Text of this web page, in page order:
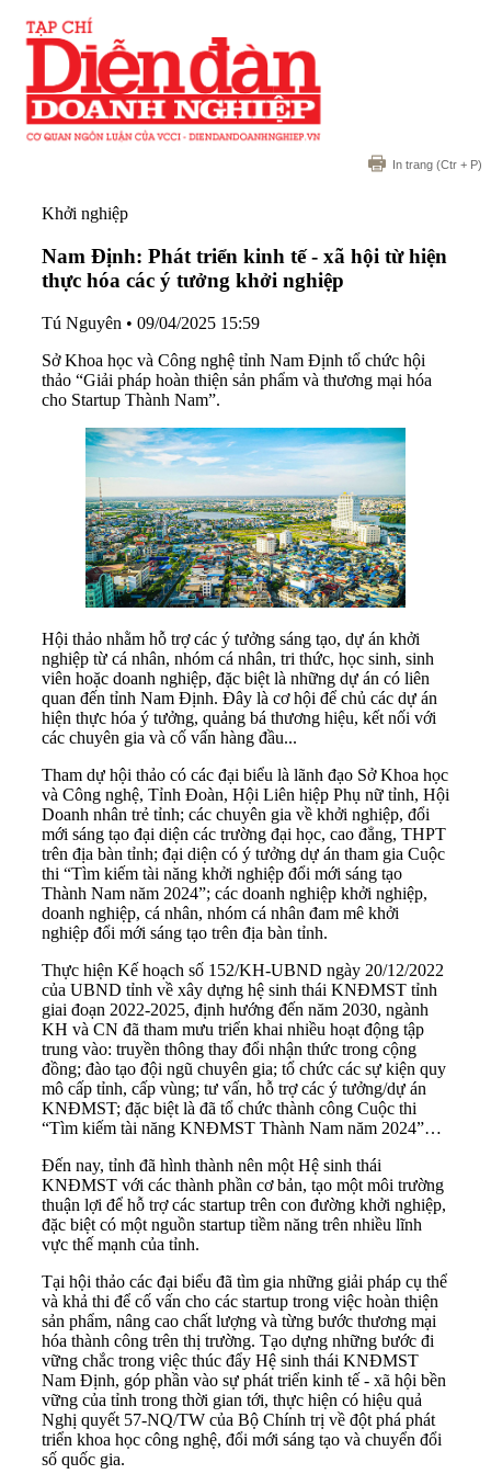
In trang (Ctr + P)
Khởi nghiệp
Nam Định: Phát triển kinh tế - xã hội từ hiện
thực hóa các ý tưởng khởi nghiệp
Tú Nguyên • 09/04/2025 15:59
Sở Khoa học và Công nghệ tỉnh Nam Định tổ chức hội
thảo “Giải pháp hoàn thiện sản phẩm và thương mại hóa
cho Startup Thành Nam”.
Hội thảo nhằm hỗ trợ các ý tưởng sáng tạo, dự án khởi
nghiệp từ cá nhân, nhóm cá nhân, tri thức, học sinh, sinh
viên hoặc doanh nghiệp, đặc biệt là những dự án có liên
quan đến tỉnh Nam Định. Đây là cơ hội để chủ các dự án
hiện thực hóa ý tưởng, quảng bá thương hiệu, kết nối với
các chuyên gia và cố vấn hàng đầu...
Tham dự hội thảo có các đại biểu là lãnh đạo Sở Khoa học
và Công nghệ, Tỉnh Đoàn, Hội Liên hiệp Phụ nữ tỉnh, Hội
Doanh nhân trẻ tỉnh; các chuyên gia về khởi nghiệp, đổi
mới sáng tạo đại diện các trường đại học, cao đẳng, THPT
trên địa bàn tỉnh; đại diện có ý tưởng dự án tham gia Cuộc
thi “Tìm kiếm tài năng khởi nghiệp đổi mới sáng tạo
Thành Nam năm 2024”; các doanh nghiệp khởi nghiệp,
doanh nghiệp, cá nhân, nhóm cá nhân đam mê khởi
nghiệp đổi mới sáng tạo trên địa bàn tỉnh.
Thực hiện Kế hoạch số 152/KH-UBND ngày 20/12/2022
của UBND tỉnh về xây dựng hệ sinh thái KNĐMST tỉnh
giai đoạn 2022-2025, định hướng đến năm 2030, ngành
KH và CN đã tham mưu triển khai nhiều hoạt động tập
trung vào: truyền thông thay đổi nhận thức trong cộng
đồng; đào tạo đội ngũ chuyên gia; tổ chức các sự kiện quy
mô cấp tỉnh, cấp vùng; tư vấn, hỗ trợ các ý tưởng/dự án
KNĐMST; đặc biệt là đã tổ chức thành công Cuộc thi
“Tìm kiếm tài năng KNĐMST Thành Nam năm 2024”…
Đến nay, tỉnh đã hình thành nên một Hệ sinh thái
KNĐMST với các thành phần cơ bản, tạo một môi trường
thuận lợi để hỗ trợ các startup trên con đường khởi nghiệp,
đặc biệt có một nguồn startup tiềm năng trên nhiều lĩnh
vực thế mạnh của tỉnh.
Tại hội thảo các đại biểu đã tìm gia những giải pháp cụ thể
và khả thi để cố vấn cho các startup trong việc hoàn thiện
sản phẩm, nâng cao chất lượng và từng bước thương mại
hóa thành công trên thị trường. Tạo dựng những bước đi
vững chắc trong việc thúc đẩy Hệ sinh thái KNĐMST
Nam Định, góp phần vào sự phát triển kinh tế - xã hội bền
vững của tỉnh trong thời gian tới, thực hiện có hiệu quả
Nghị quyết 57-NQ/TW của Bộ Chính trị về đột phá phát
triển khoa học công nghệ, đổi mới sáng tạo và chuyển đổi
số quốc gia.